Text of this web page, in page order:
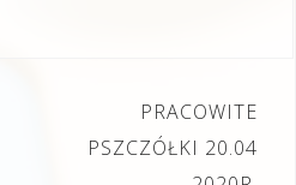
PRACOWITE
PSZCZÓŁKI 20.04